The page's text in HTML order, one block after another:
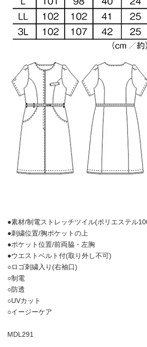
●素材/制電ストレッチツイル(ポリエステル
●刺繍位置/胸ポケットの上
●ポケット位置/前両脇・左胸
●ウエストベルト付(取り外し不可)
○ロゴ刺繍入り(右袖口)
○制電
○防透
○UVカット
○イージーケア
MDL291